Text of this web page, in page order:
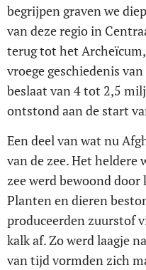
begrijpen graven we
van deze regio in
terug tot het
vroege geschiedenis
beslaat van 4 tot 2,5
ontstond aan de start
Een deel van wat nu
van de zee. Het heldere
zee werd bewoond
Planten en dieren
produceerden zuurstof
kalk af. Zo werd laagje
van tijd vormden zich